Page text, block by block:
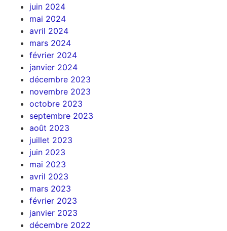
juin 2024
mai 2024
avril 2024
mars 2024
février 2024
janvier 2024
décembre 2023
novembre 2023
octobre 2023
septembre 2023
août 2023
juillet 2023
juin 2023
mai 2023
avril 2023
mars 2023
février 2023
janvier 2023
décembre 2022